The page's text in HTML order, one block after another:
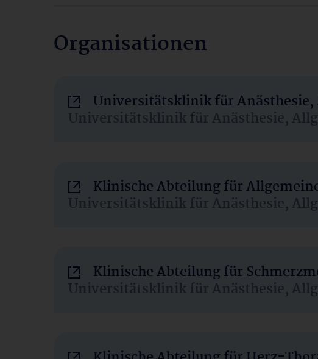
Organisationen
Universitätsklinik für
Universitätsklinik für Anästhesie,
Klinische Abteilung für
Universitätsklinik für Anästhesie,
Klinische Abteilung für
Universitätsklinik für Anästhesie,